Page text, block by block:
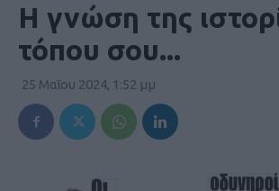
H γνώση της
τόπου σου...
25 Μαΐου 2024, 1:52 μμ